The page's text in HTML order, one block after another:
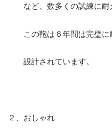
など、数多くの試練に耐
この鞄は６年間は完璧に
設計されています。
２、おしゃれ